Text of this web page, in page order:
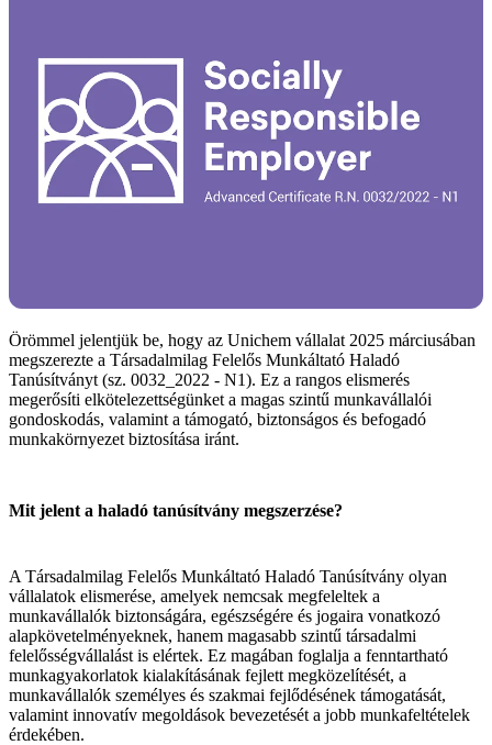
Örömmel jelentjük be, hogy az Unichem vállalat 2025 márciusában
megszerezte a Társadalmilag Felelős Munkáltató Haladó
Tanúsítványt (sz. 0032_2022 - N1). Ez a rangos elismerés
megerősíti elkötelezettségünket a magas szintű munkavállalói
gondoskodás, valamint a támogató, biztonságos és befogadó
munkakörnyezet biztosítása iránt.
Mit jelent a haladó tanúsítvány megszerzése?
A Társadalmilag Felelős Munkáltató Haladó Tanúsítvány olyan
vállalatok elismerése, amelyek nemcsak megfeleltek a
munkavállalók biztonságára, egészségére és jogaira vonatkozó
alapkövetelményeknek, hanem magasabb szintű társadalmi
felelősségvállalást is elértek. Ez magában foglalja a fenntartható
munkagyakorlatok kialakításának fejlett megközelítését, a
munkavállalók személyes és szakmai fejlődésének támogatását,
valamint innovatív megoldások bevezetését a jobb munkafeltételek
érdekében.